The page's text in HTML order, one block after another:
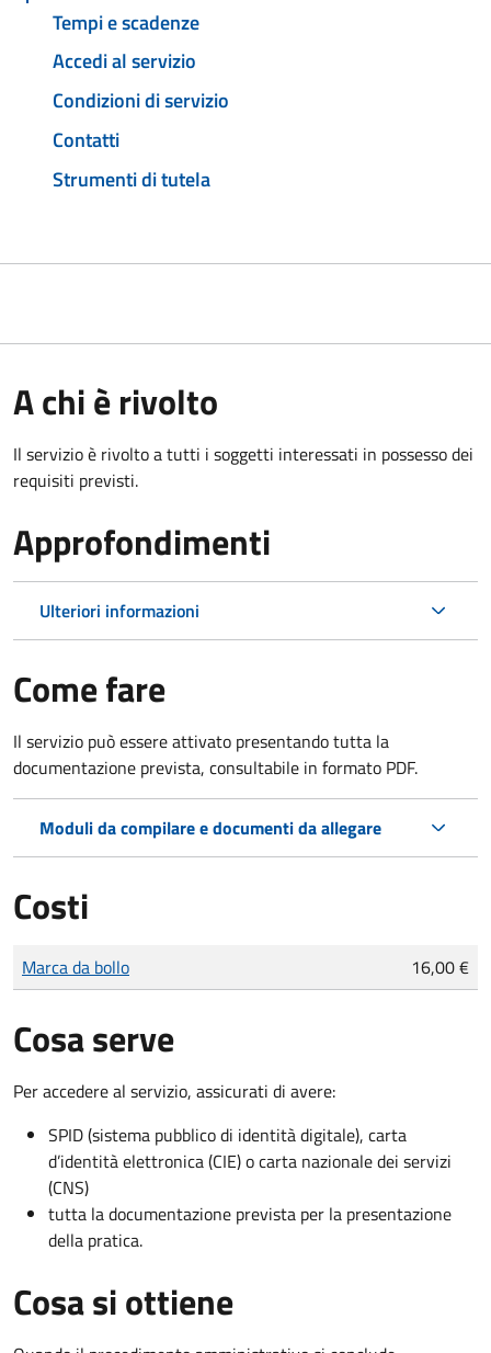
Tempi e scadenze
Accedi al servizio
Condizioni di servizio
Contatti
Strumenti di tutela
A chi è rivolto
Il servizio è rivolto a tutti i soggetti interessati in possesso dei
requisiti previsti.
Approfondimenti
Ulteriori informazioni
Come fare
Il servizio può essere attivato presentando tutta la
documentazione prevista, consultabile in formato PDF.
Moduli da compilare e documenti da allegare
Costi
Tipo di pagamento
Importo
Marca da bollo 16,00 €
Cosa serve
Per accedere al servizio, assicurati di avere:
SPID (sistema pubblico di identità digitale), carta
d’identità elettronica (CIE) o carta nazionale dei servizi
(CNS)
tutta la documentazione prevista per la presentazione
della pratica.
Cosa si ottiene